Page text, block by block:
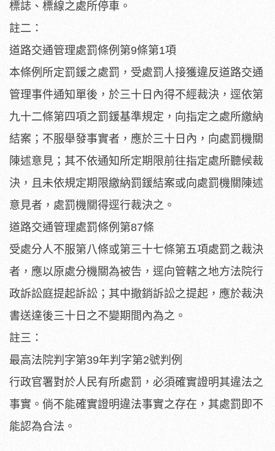
標誌、標線之處所停車。
註二：
道路交通管理處罰條例第9條第1項
本條例所定罰鍰之處罰，受處罰人接獲違反道路交通
管理事件通知單後，於三十日內得不經裁決，逕依第
九十二條第四項之罰鍰基準規定，向指定之處所繳納
結案；不服舉發事實者，應於三十日內，向處罰機關
陳述意見；其不依通知所定期限前往指定處所聽候裁
決，且未依規定期限繳納罰鍰結案或向處罰機關陳述
意見者，處罰機關得逕行裁決之。
道路交通管理處罰條例第87條
受處分人不服第八條或第三十七條第五項處罰之裁決
者，應以原處分機關為被告，逕向管轄之地方法院行
政訴訟庭提起訴訟；其中撤銷訴訟之提起，應於裁決
書送達後三十日之不變期間內為之。
註三：
最高法院判字第39年判字第2號判例
行政官署對於人民有所處罰，必須確實證明其違法之
事實。倘不能確實證明違法事實之存在，其處罰即不
能認為合法。